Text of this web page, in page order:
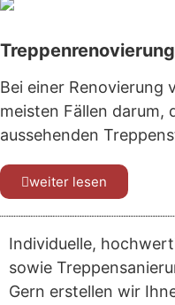
Treppenrenovierung
Bei einer Renovierung
meisten Fällen darum,
aussehenden
weiter lesen
Individuelle,
sowie
Gern erstellen wir